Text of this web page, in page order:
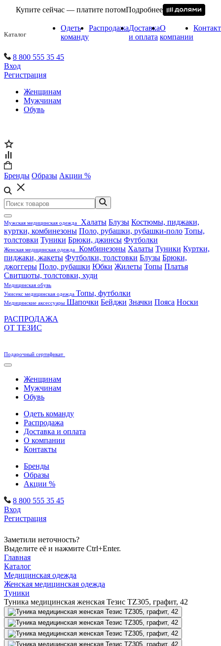
Купите сейчас — платите потомПодробнее
Каталог
Одеть
команду
РаспродажаДоставка
и оплата
О
компании
8 800 555 35 45
Вход
Регистрация
Женщинам
Мужчинам
Обувь
Бренды Образы Акции %
Мужская медицинская одежда Халаты Блузы Костюмы, пиджаки,
куртки, комбинезоны Поло, рубашки, рубашки-поло Топы,
толстовки Туники Брюки, джинсы Футболки
Женская медицинская одежда Комбинезоны Халаты Туники Куртки,
пиджаки, жакеты Футболки, толстовки Блузы Брюки,
джоггеры Поло, рубашки Юбки Жилеты Топы Платья
Свитшоты, толстовки, худи
Медицинская обувь
Унисекс медицинская одежда Топы, футболки
Медицинские аксессуары Шапочки Бейджи Значки Пояса Носки
РАСПРОДАЖА
ОТ ТЕЗИС
Подарочный сертификат
Женщинам
Мужчинам
Обувь
Одеть команду
Распродажа
Доставка и оплата
О компании
Контакты
Бренды
Образы
Акции %
8 800 555 35 45
Вход
Регистрация
Заметили неточность?
Выделите её и нажмите Ctrl+Enter.
Главная
Каталог
Медицинская одежда
Женская медицинская одежда
Туники
Туника медицинская женская Тезис TZ305, графит, 42